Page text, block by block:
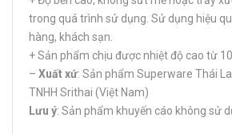
trong quá trình sử dụng. Sử dụng hiệu
hàng, khách sạn.
+ Sản phẩm chịu được nhiệt độ cao từ
– Xuất xứ: Sản phẩm Superware Thái
TNHH Srithai (Việt Nam)
Lưu ý: Sản phẩm khuyến cáo không sử